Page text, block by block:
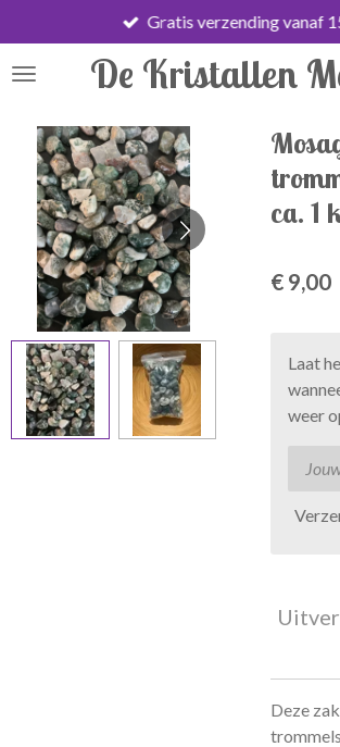
direct
naar
hoofdinhoud
De Kristallen
Gratis verzending vanaf
ca. 1
€ 9,00
Laat
weer
Deze